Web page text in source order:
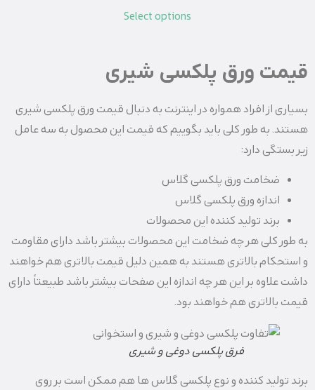
Select options
قیمت ورق پلکسی شیری
بسیاری از افراد همواره در اینترنت به دنبال قیمت ورق پلکسی شیری
هستند. به طور کلی باید بگوییم که قیمت این محصول به سه عامل
زیر بستگی دارد:
ضخامت ورق پلکسی گلاس
اندازه ورق پلکسی گلاس
برند تولید کننده این محصولات
به طور کلی هر چه ضخامت این محصولات بیشتر باشد دارای مقاومت
و استحکام بالاتری هستند به همین دلیل قیمت بالاتری هم خواهند
داشت علاوه بر این هر چه اندازه این صفحات بیشتر باشد طبیعتاً دارای
قیمت بالاتری هم خواهند بود.
فرق پلکسی دوغی و شیری
برند تولید کننده و نوع پلکسی گلاس ها هم ممکن است بر روی